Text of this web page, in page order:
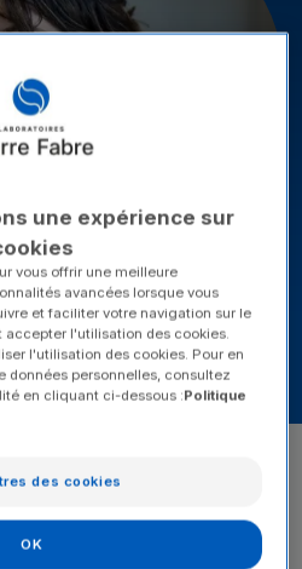
profitable et responsable.
une expérience sur
vous offrir une meilleure
avancées lorsque vous
et faciliter votre navigation sur le
accepter l'utilisation des cookies.
l'utilisation des cookies. Pour en
données personnelles, consultez
en cliquant ci-dessous :Politique
des cookies
OK